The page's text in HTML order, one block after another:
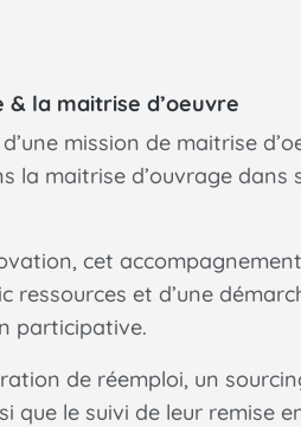
& la maitrise d’oeuvre
mission de maitrise
la maitrise d’ouvrage dans
cet
ressources et d’une
participative.
de réemploi, un
que le suivi de leur remise